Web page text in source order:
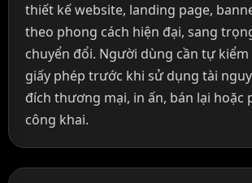
thiết kế website, landing page,
theo phong cách hiện đại, sang
chuyển đổi. Người dùng cần tự
giấy phép trước khi sử dụng tài
đích thương mại, in ấn, bán lại hoặc
công khai.